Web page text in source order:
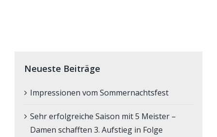
Neueste Beiträge
Impressionen vom Sommernachtsfest
Sehr erfolgreiche Saison mit 5 Meister –
Damen schafften 3. Aufstieg in Folge